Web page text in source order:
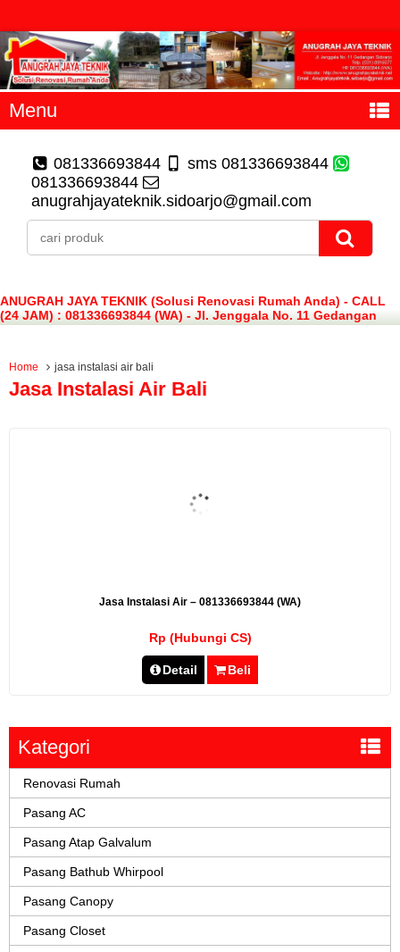
Menu
081336693844
sms 081336693844
081336693844
anugrahjayateknik.sidoarjo@gmail.com
ANUGRAH JAYA TEKNIK (Solusi Renovasi Rumah Anda) - CALL
(24 JAM) : 081336693844 (WA) - Jl. Jenggala No. 11 Gedangan
Sidoarjo
Home jasa instalasi air bali
Jasa Instalasi Air Bali
Jasa Instalasi Air – 081336693844 (WA)
Rp (Hubungi CS)
Detail Beli
Kategori
Renovasi Rumah
Pasang AC
Pasang Atap Galvalum
Pasang Bathub Whirpool
Pasang Canopy
Pasang Closet